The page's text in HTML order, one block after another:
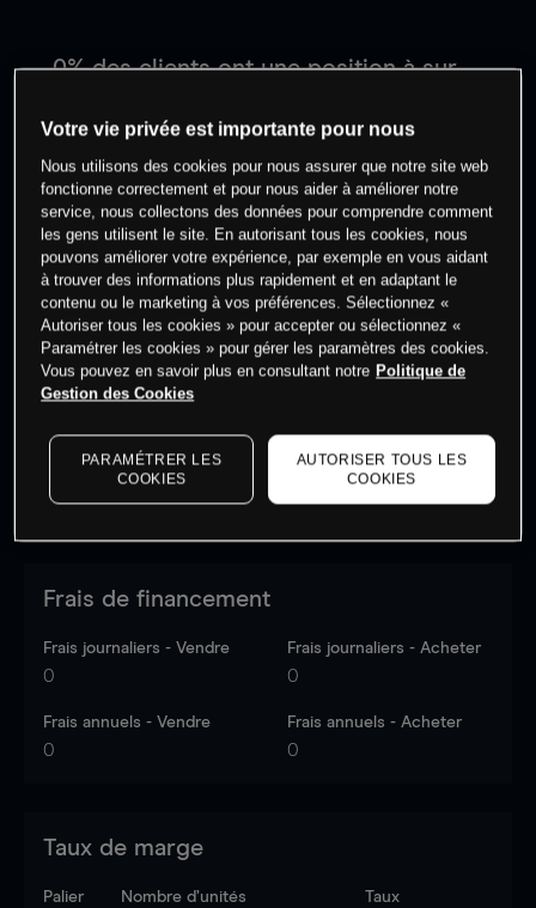
0% des clients ont une position àsur
Commencez à trader
Les prix sont indicatifs.Connectez-vouspour voir les
dernières données du marché.
Log in
to see latest
Frais de financement
Frais journaliers - Vendre
0
Frais journaliers - Acheter
0
Frais annuels - Vendre
0
Frais annuels - Acheter
0
Taux de marge
Palier Nombre d’unités Taux
Votre vie privée est importante pour nous
Nous utilisons des cookies pour nous assurer que notre site web
fonctionne correctement et pour nous aider à améliorer notre
service, nous collectons des données pour comprendre comment
les gens utilisent le site. En autorisant tous les cookies, nous
pouvons améliorer votre expérience, par exemple en vous aidant
à trouver des informations plus rapidement et en adaptant le
contenu ou le marketing à vos préférences. Sélectionnez «
Autoriser tous les cookies » pour accepter ou sélectionnez «
Paramétrer les cookies » pour gérer les paramètres des cookies.
Vous pouvez en savoir plus en consultant notre Politique de
Gestion des Cookies
PARAMÉTRER LES
COOKIES
AUTORISER TOUS LES
COOKIES